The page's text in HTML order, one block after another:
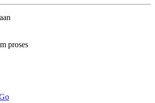
proses